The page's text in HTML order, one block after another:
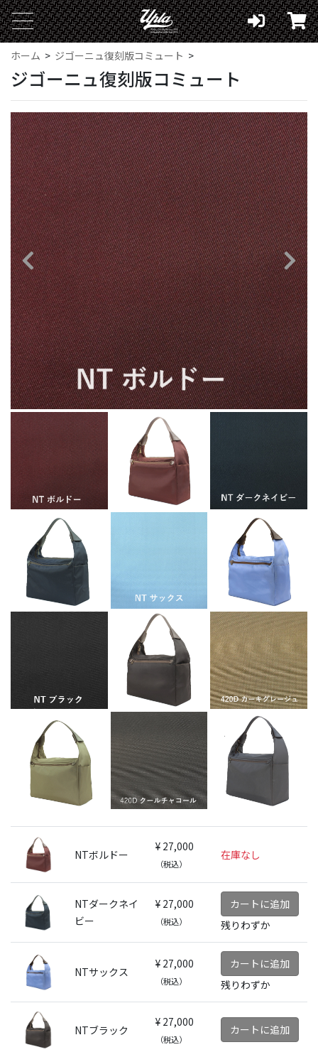
ホーム ジゴーニュ復刻版コミュート
ジゴーニュ復刻版コミュート
NTボルドー
¥ 27,000
（税込）
在庫なし
NTダークネイ
ビー
¥ 27,000
（税込）
カートに追加
残りわずか
NTサックス
¥ 27,000
（税込）
カートに追加
残りわずか
NTブラック
¥ 27,000
（税込）
カートに追加